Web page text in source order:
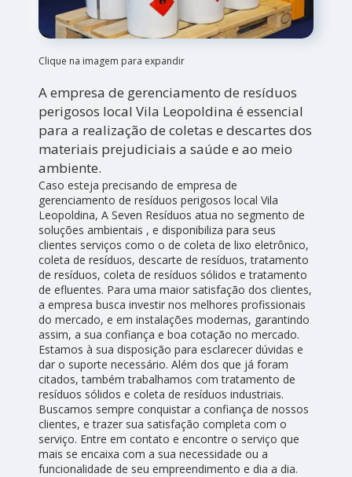
Clique na imagem para expandir
A empresa de gerenciamento de resíduos
perigosos local Vila Leopoldina é essencial
para a realização de coletas e descartes dos
materiais prejudiciais a saúde e ao meio
ambiente.
Caso esteja precisando de empresa de
gerenciamento de resíduos perigosos local Vila
Leopoldina, A Seven Resíduos atua no segmento de
soluções ambientais , e disponibiliza para seus
clientes serviços como o de coleta de lixo eletrônico,
coleta de resíduos, descarte de resíduos, tratamento
de resíduos, coleta de resíduos sólidos e tratamento
de efluentes. Para uma maior satisfação dos clientes,
a empresa busca investir nos melhores profissionais
do mercado, e em instalações modernas, garantindo
assim, a sua confiança e boa cotação no mercado.
Estamos à sua disposição para esclarecer dúvidas e
dar o suporte necessário. Além dos que já foram
citados, também trabalhamos com tratamento de
resíduos sólidos e coleta de resíduos industriais.
Buscamos sempre conquistar a confiança de nossos
clientes, e trazer sua satisfação completa com o
serviço. Entre em contato e encontre o serviço que
mais se encaixa com a sua necessidade ou a
funcionalidade de seu empreendimento e dia a dia.